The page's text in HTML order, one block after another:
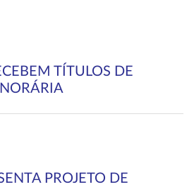
TÍTULOS DE
PROJETO DE